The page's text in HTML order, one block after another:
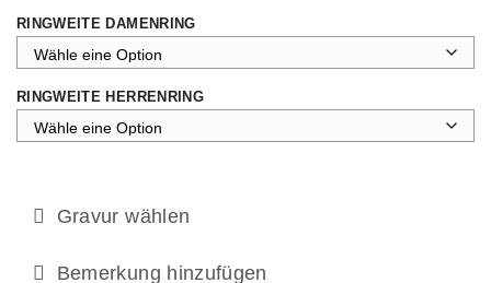
RINGWEITE DAMENRING
RINGWEITE HERRENRING
Gravur wählen
Bemerkung hinzufügen